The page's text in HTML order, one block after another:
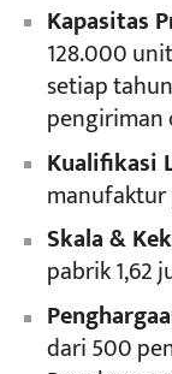
Kapasitas
128.000
setiap
pengiriman
Kualifikasi
manufaktur
Skala &
pabrik 1,62
dari 500